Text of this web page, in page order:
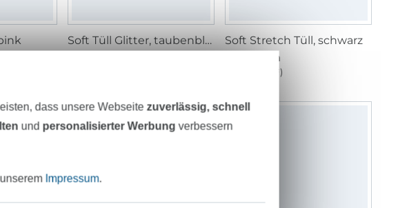
Soft Tüll Glitter, taubenblau
Soft Stretch Tüll, schwarz
3,50 € / m
(2,26 € / 1 m²)
dass unsere Webseitezuverlässig, schnell
und personalisierter Werbung verbessern
Impressum.